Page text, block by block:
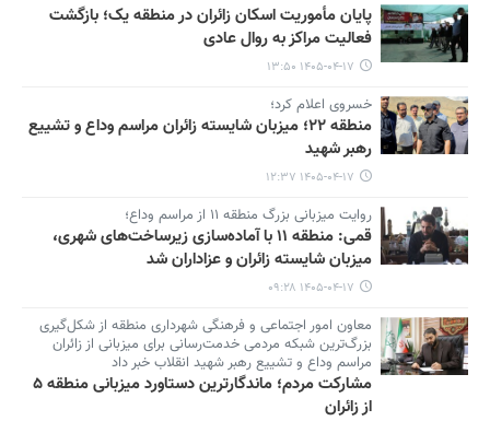
پایان مأموریت اسکان زائران در منطقه یک؛ بازگشت
فعالیت مراکز به روال عادی
۱۴۰۵-۰۴-۱۷ ۱۳:۵۰
خسروی اعلام کرد؛
منطقه ۲۲؛ میزبان شایسته زائران مراسم وداع و تشییع
رهبر شهید
۱۴۰۵-۰۴-۱۷ ۱۲:۳۷
روایت میزبانی بزرگ منطقه ۱۱ از مراسم وداع؛
قمی: منطقه ۱۱ با آماده‌سازی زیرساخت‌های شهری،
میزبان شایسته زائران و عزاداران شد
۱۴۰۵-۰۴-۱۷ ۰۹:۲۸
معاون امور اجتماعی و فرهنگی شهرداری منطقه از شکل‌گیری
بزرگ‌ترین شبکه مردمی خدمت‌رسانی برای میزبانی از زائران
مراسم وداع و تشییع رهبر شهید انقلاب خبر داد
مشارکت مردم؛ ماندگارترین دستاورد میزبانی منطقه ۵
از زائران